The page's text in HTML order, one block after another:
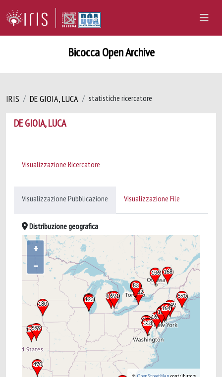
Bicocca Open Archive
IRIS DE GIOIA, LUCA statistiche ricercatore
DE GIOIA, LUCA
Visualizzazione Ricercatore
Visualizzazione Pubblicazione Visualizzazione File
Distribuzione geografica
+
–